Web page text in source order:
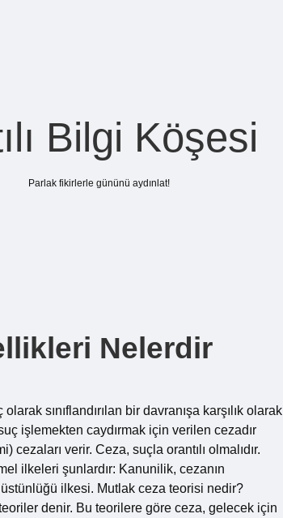
Bilgi Köşesi
Parlak fikirlerle gününü aydınlat!
Nelerdir
sınıflandırılan bir davranışa karşılık olarak
işlemekten caydırmak için verilen cezadır
cezaları verir. Ceza, suçla orantılı olmalıdır.
ilkeleri şunlardır: Kanunilik, cezanın
ilkesi. Mutlak ceza teorisi nedir?
denir. Bu teorilere göre ceza, gelecek için